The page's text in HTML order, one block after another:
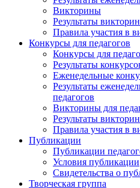
Викторины
Результаты
Правила участия в
Конкурсы для педагогов
Конкурсы для
Результаты
Еженедельные
Результаты
педагогов
Викторины для
Результаты викторин
Правила участия в
Публикации
Публикации
Условия публикации
Свидетельства о
Творческая группа